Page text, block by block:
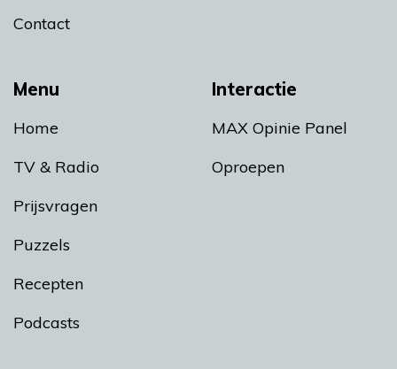
Menu
Home
TV & Radio
Prijsvragen
Puzzels
Recepten
Podcasts
Interactie
MAX Opinie Panel
Oproepen
Contact